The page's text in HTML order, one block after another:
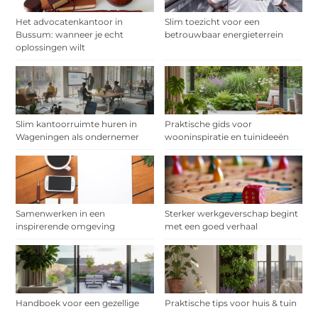
Het advocatenkantoor in
Bussum: wanneer je echt
oplossingen wilt
Slim toezicht voor een
betrouwbaar energieterrein
Slim kantoorruimte huren in
Wageningen als ondernemer
Praktische gids voor
wooninspiratie en tuinideeën
Samenwerken in een
inspirerende omgeving
Sterker werkgeverschap begint
met een goed verhaal
Handboek voor een gezellige
Praktische tips voor huis & tuin